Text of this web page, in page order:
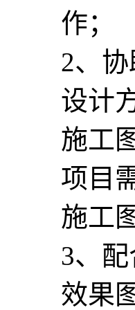
作；
2、
设计
施工
项目
施工
3、
效果